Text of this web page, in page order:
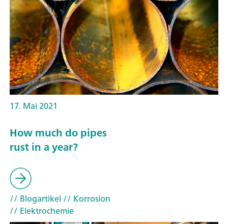
17. Mai 2021
How much do pipes
rust in a year?
// Blogartikel // Korrosion
// Elektrochemie